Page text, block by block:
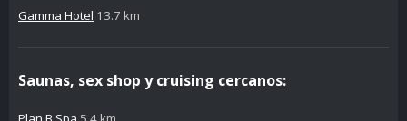
Gamma Hotel 13.7 km
Saunas, sex shop y cruising cercanos: